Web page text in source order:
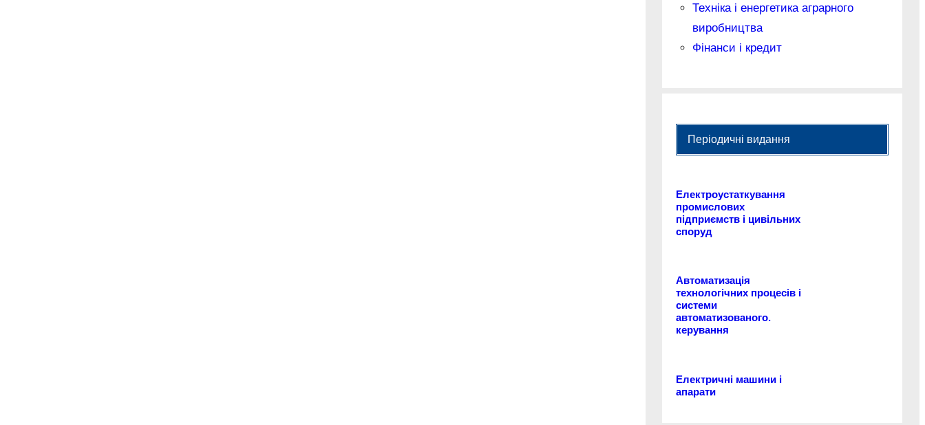
Техніка і енергетика аграрного
виробництва
Фінанси і кредит
Періодичні видання
Електроустаткування
промислових
підприємств і цивільних
споруд
Автоматизація
технологічних процесів і
системи
автоматизованого.
керування
Електричні машини і
апарати